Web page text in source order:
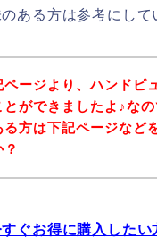
ある方は参考にして
ページより、ハンドピ
とができましたよ♪な
る方は下記ページなど
ぐお得に購入したい